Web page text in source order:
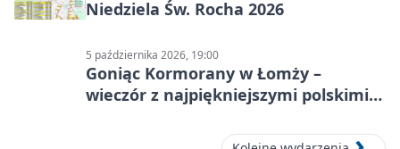
Niedziela Św. Rocha 2026
5 października 2026, 19:00
Goniąc Kormorany w Łomży –
wieczór z najpiękniejszymi polskimi